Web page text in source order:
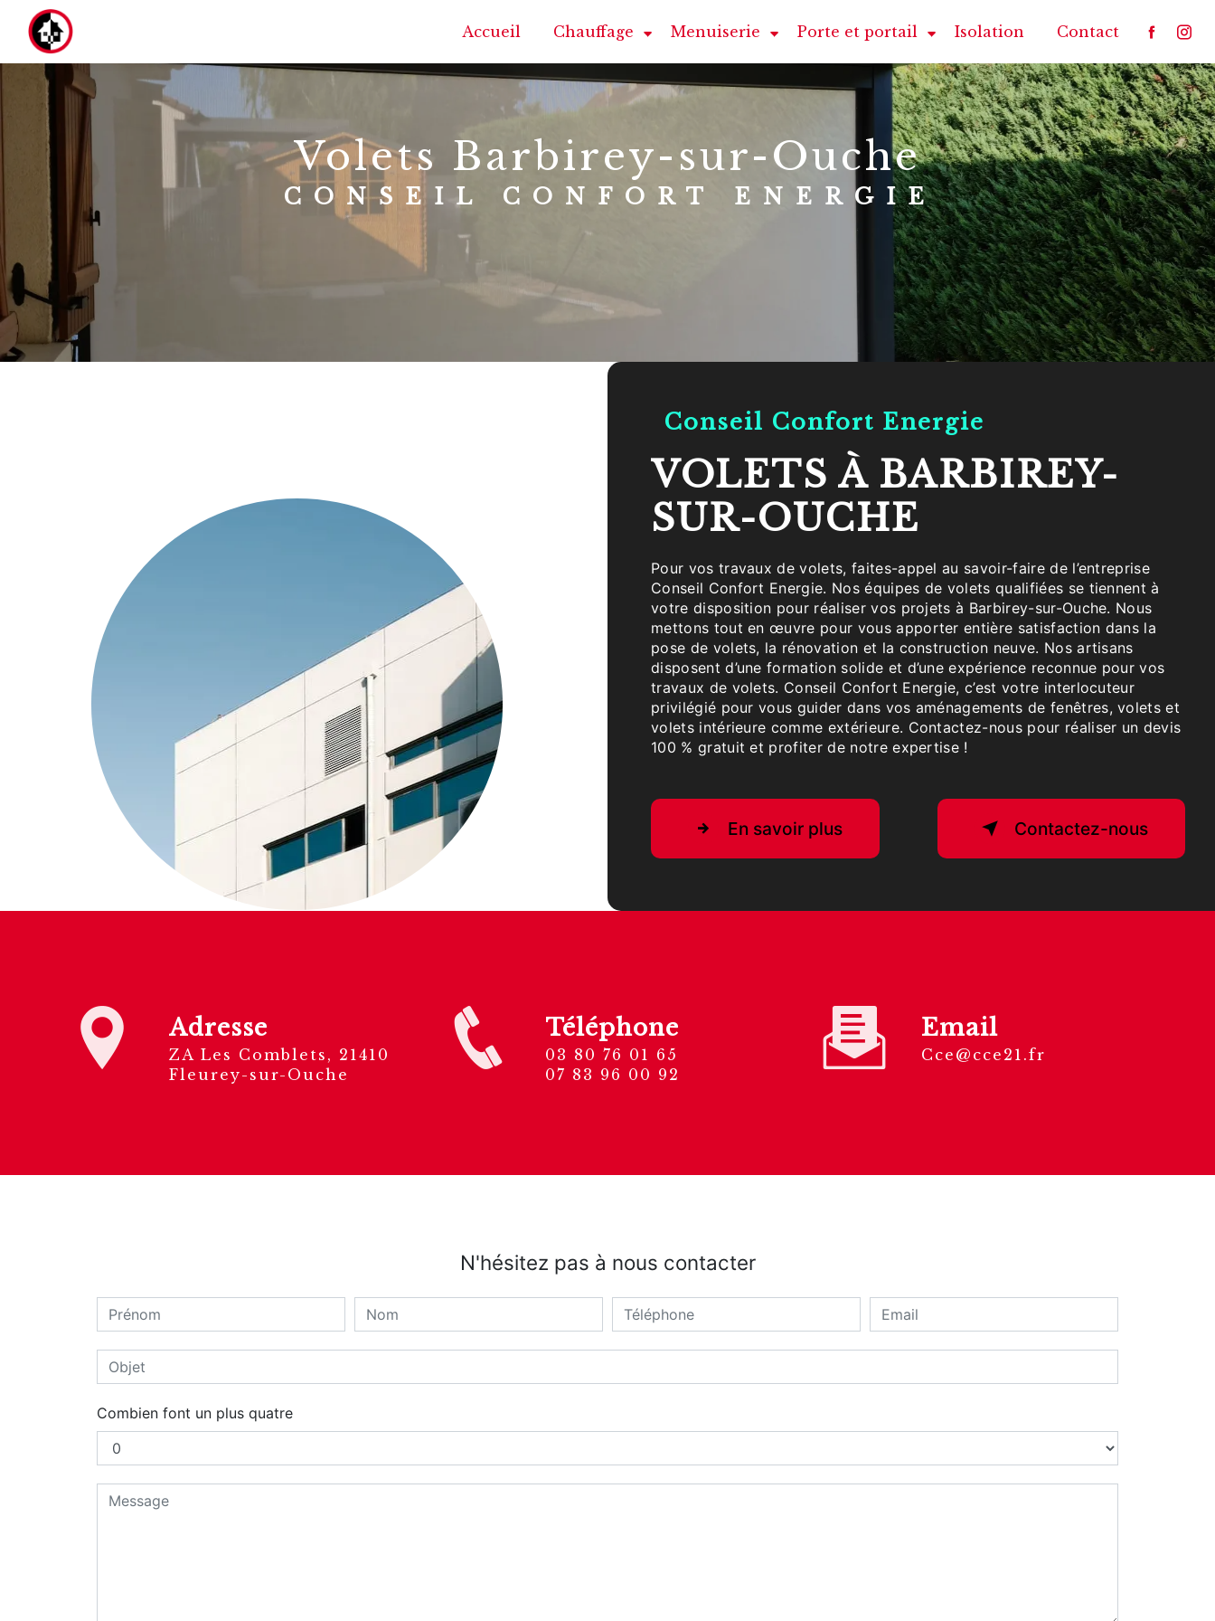
Accueil Chauffage Menuiserie Porte et portail Isolation Contact
volets Barbirey-sur-Ouche
CONSEIL CONFORT ENERGIE
Conseil Confort Energie
VOLETS À BARBIREY-
SUR-OUCHE
Pour vos travaux de volets, faites-appel au savoir-faire de l’entreprise
Conseil Confort Energie. Nos équipes de volets qualifiées se tiennent à
votre disposition pour réaliser vos projets à Barbirey-sur-Ouche. Nous
mettons tout en œuvre pour vous apporter entière satisfaction dans la
pose de volets, la rénovation et la construction neuve. Nos artisans
disposent d’une formation solide et d’une expérience reconnue pour vos
travaux de volets. Conseil Confort Energie, c’est votre interlocuteur
privilégié pour vous guider dans vos aménagements de fenêtres, volets et
volets intérieure comme extérieure. Contactez-nous pour réaliser un devis
100 % gratuit et profiter de notre expertise !
En savoir plus Contactez-nous
Adresse
ZA Les Comblets, 21410
Fleurey-sur-Ouche
Téléphone
03 80 76 01 65
07 83 96 00 92
Email
cce@cce21.fr
N'hésitez pas à nous contacter
Combien font un plus quatre
Panneau de gestion des cookies